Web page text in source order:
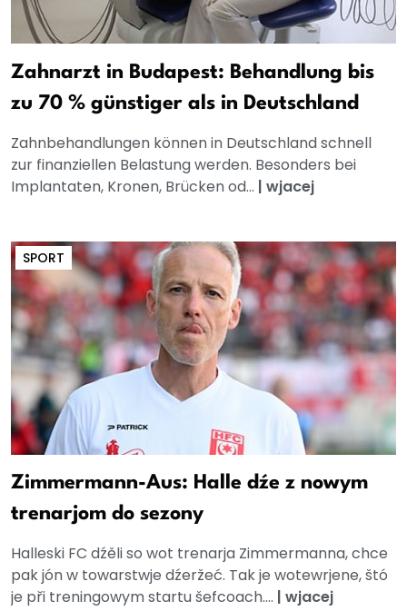
Zahnarzt in Budapest: Behandlung bis
zu 70 % günstiger als in Deutschland
Zahnbehandlungen können in Deutschland schnell
zur finanziellen Belastung werden. Besonders bei
Implantaten, Kronen, Brücken od... | wjacej
SPORT
Zimmermann-Aus: Halle dźe z nowym
trenarjom do sezony
Halleski FC dźěli so wot trenarja Zimmermanna, chce
pak jón w towarstwje dźeržeć. Tak je wotewrjene, štó
je při treningowym startu šefcoach.... | wjacej